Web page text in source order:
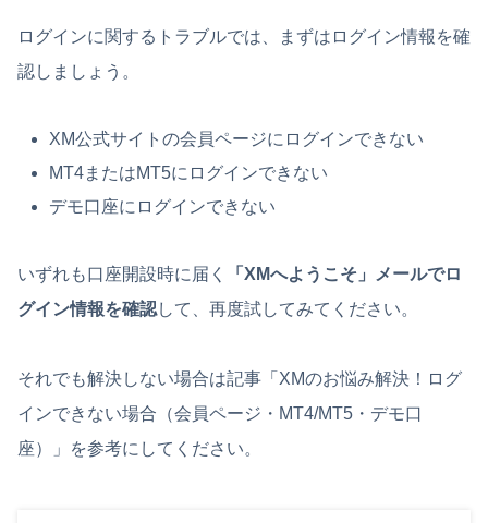
ログインに関するトラブルでは、まずはログイン情報を確
認しましょう。
XM公式サイトの会員ページにログインできない
MT4またはMT5にログインできない
デモ口座にログインできない
いずれも口座開設時に届く
「XMへようこそ」メールでロ
グイン情報を確認して、再度試してみてください。
それでも解決しない場合は記事「XMのお悩み解決！ログ
インできない場合（会員ページ・MT4/MT5・デモ口
座）」を参考にしてください。